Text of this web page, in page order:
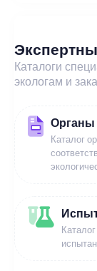
Каталоги
экологам и
Органы
Каталог